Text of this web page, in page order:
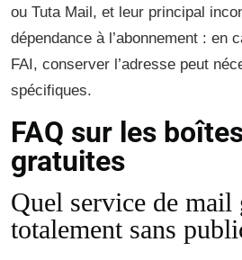
ou Tuta Mail, et leur principal
dépendance à l’abonnement : en
FAI, conserver l’adresse peut
spécifiques.
FAQ sur les
gratuites
Quel service de mail
totalement sans